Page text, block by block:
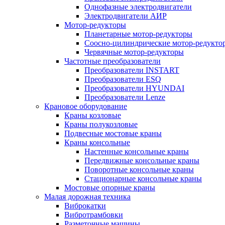
Однофазные электродвигатели
Электродвигатели АИР
Мотор-редукторы
Планетарные мотор-редукторы
Соосно-цилиндрические мотор-
Червячные мотор-редукторы
Частотные преобразователи
Преобразователи INSTART
Преобразователи ESQ
Преобразователи HYUNDAI
Преобразователи Lenze
Крановое оборудование
Краны козловые
Краны полукозловые
Подвесные мостовые краны
Краны консольные
Настенные консольные краны
Передвижные консольные краны
Поворотные консольные краны
Стационарные консольные краны
Мостовые опорные краны
Малая дорожная техника
Виброкатки
Вибротрамбовки